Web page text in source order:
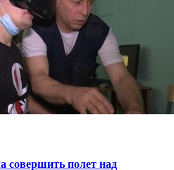
совершить полет над